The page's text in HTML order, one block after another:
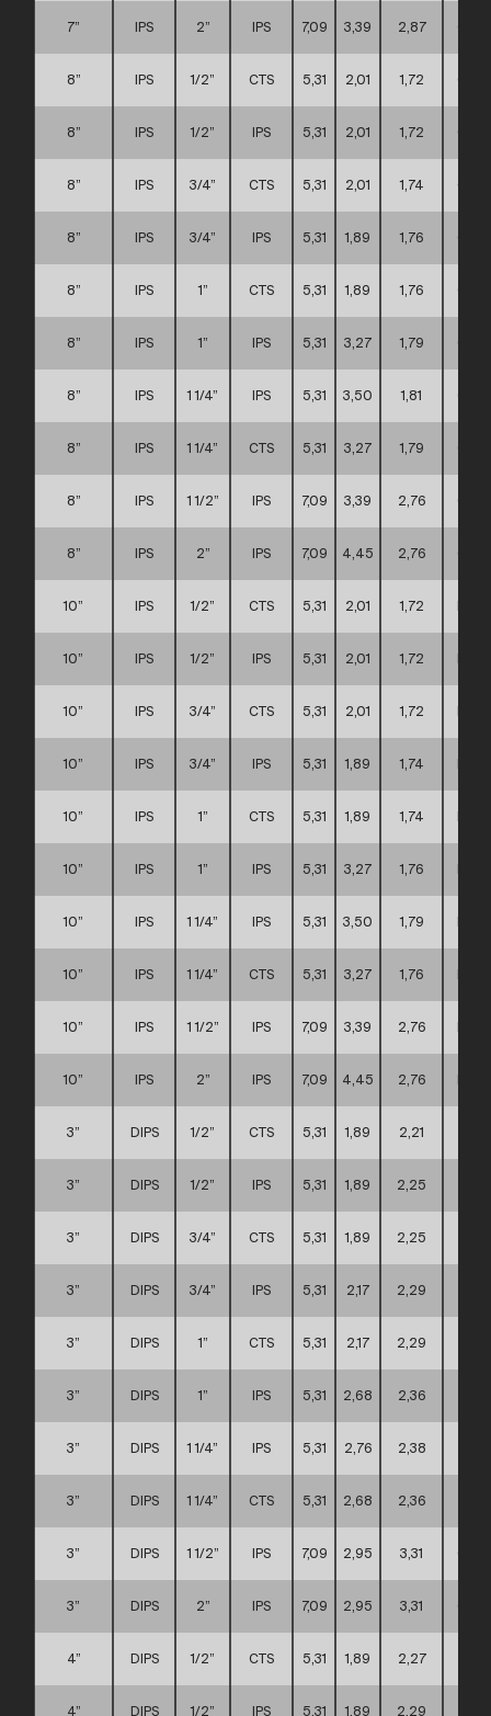
7” IPS 2” IPS 7,09 3,39 2,87
8” IPS 1/2” CTS 5,31 2,01 1,72 C
8” IPS 1/2” IPS 5,31 2,01 1,72
8” IPS 3/4” CTS 5,31 2,01 1,74 C
8” IPS 3/4” IPS 5,31 1,89 1,76
8” IPS 1” CTS 5,31 1,89 1,76 C
8” IPS 1” IPS 5,31 3,27 1,79
8” IPS 1 1/4” IPS 5,31 3,50 1,81 C
8” IPS 1 1/4” CTS 5,31 3,27 1,79
8” IPS 1 1/2” IPS 7,09 3,39 2,76 C
8” IPS 2” IPS 7,09 4,45 2,76
10” IPS 1/2” CTS 5,31 2,01 1,72
10” IPS 1/2” IPS 5,31 2,01 1,72
10” IPS 3/4” CTS 5,31 2,01 1,72
10” IPS 3/4” IPS 5,31 1,89 1,74
10” IPS 1” CTS 5,31 1,89 1,74
10” IPS 1” IPS 5,31 3,27 1,76
10” IPS 1 1/4” IPS 5,31 3,50 1,79
10” IPS 1 1/4” CTS 5,31 3,27 1,76
10” IPS 1 1/2” IPS 7,09 3,39 2,76
10” IPS 2” IPS 7,09 4,45 2,76
3” DIPS 1/2” CTS 5,31 1,89 2,21
3” DIPS 1/2” IPS 5,31 1,89 2,25
3” DIPS 3/4” CTS 5,31 1,89 2,25
3” DIPS 3/4” IPS 5,31 2,17 2,29
3” DIPS 1” CTS 5,31 2,17 2,29
3” DIPS 1” IPS 5,31 2,68 2,36
3” DIPS 1 1/4” IPS 5,31 2,76 2,38
3” DIPS 1 1/4” CTS 5,31 2,68 2,36
3” DIPS 1 1/2” IPS 7,09 2,95 3,31 C
3” DIPS 2” IPS 7,09 2,95 3,31
4” DIPS 1/2” CTS 5,31 1,89 2,27
4” DIPS 1/2” IPS 5,31 1,89 2,29